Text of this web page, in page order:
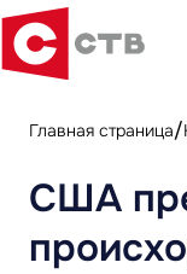
Главная страница
США